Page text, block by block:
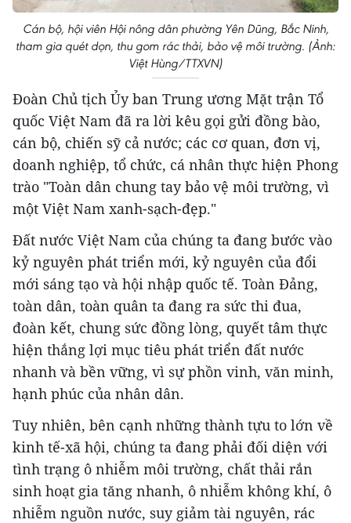
Cán bộ, hội viên Hội nông dân phường Yên Dũng, Bắc Ninh,
tham gia quét dọn, thu gom rác thải, bảo vệ môi trường. (Ảnh:
Việt Hùng/TTXVN)
Đoàn Chủ tịch Ủy ban Trung ương Mặt trận Tổ
quốc Việt Nam đã ra lời kêu gọi gửi đồng bào,
cán bộ, chiến sỹ cả nước; các cơ quan, đơn vị,
doanh nghiệp, tổ chức, cá nhân thực hiện Phong
trào "Toàn dân chung tay bảo vệ môi trường, vì
một Việt Nam xanh-sạch-đẹp."
Đất nước Việt Nam của chúng ta đang bước vào
kỷ nguyên phát triển mới, kỷ nguyên của đổi
mới sáng tạo và hội nhập quốc tế. Toàn Đảng,
toàn dân, toàn quân ta đang ra sức thi đua,
đoàn kết, chung sức đồng lòng, quyết tâm thực
hiện thắng lợi mục tiêu phát triển đất nước
nhanh và bền vững, vì sự phồn vinh, văn minh,
hạnh phúc của nhân dân.
Tuy nhiên, bên cạnh những thành tựu to lớn về
kinh tế-xã hội, chúng ta đang phải đối diện với
tình trạng ô nhiễm môi trường, chất thải rắn
sinh hoạt gia tăng nhanh, ô nhiễm không khí, ô
nhiễm nguồn nước, suy giảm tài nguyên, rác